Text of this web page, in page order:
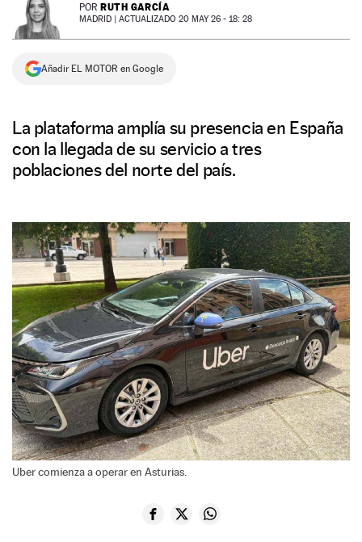
SERVICIOS
POR RUTH GARCÍA
MADRID | ACTUALIZADO 20 MAY 26 - 18: 28
Añadir EL MOTOR en Google
La plataforma amplía su presencia en España
con la llegada de su servicio a tres
poblaciones del norte del país.
Uber comienza a operar en Asturias.